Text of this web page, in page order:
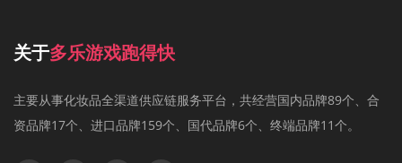
关于多乐游戏跑得快
主要从事化妆品全渠道供应链服务平台，共经营国内品牌89个、合
资品牌17个、进口品牌159个、国代品牌6个、终端品牌11个。